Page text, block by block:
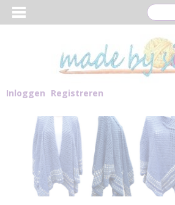
Inloggen Registreren